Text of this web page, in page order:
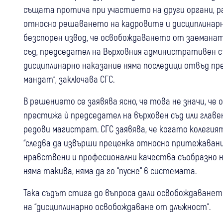
същата протича при участието на други органи,
относно решаването на кадровите и
безспорен извод, че освобождаването от
съд, председател на Върховния административен
дисциплинарно наказание няма последици отвъд
мандат“, заключава СГС.
В решението се заявява ясно, че това не значи,
престижа ѝ председател на върховен съд или
редови магистрат. СГС заявява, че когато
“следва да извърши преценка относно
нравствени и професионални качества съобразно
няма такива, няма да го “пусне“ в системата.
Така съдът стига до въпроса дали
на “дисциплинарно освобождаване от длъжност“.